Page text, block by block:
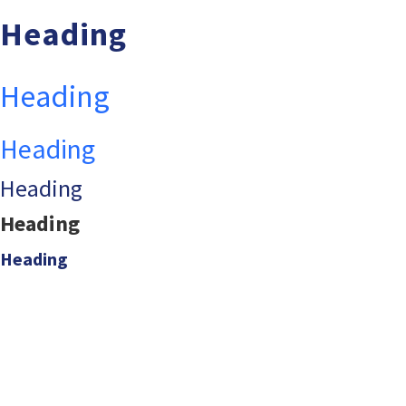
Heading
Heading
Heading
Heading
Heading
Heading